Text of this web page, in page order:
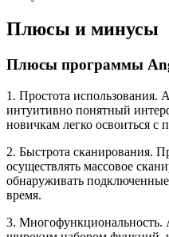
Плюсы и минусы
Плюсы программы
1. Простота использования.
интуитивно понятный
новичкам легко освоиться с
2. Быстрота сканирования.
осуществлять массовое
обнаруживать подключенные
время.
3. Многофункциональность.